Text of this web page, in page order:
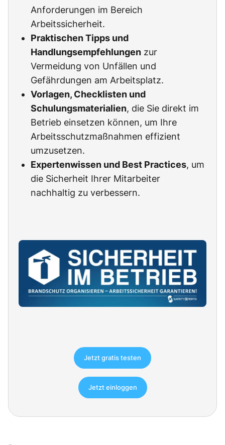
Anforderungen im Bereich
Arbeitssicherheit.
Praktischen Tipps und
Handlungsempfehlungen zur
Vermeidung von Unfällen und
Gefährdungen am Arbeitsplatz.
Vorlagen, Checklisten und
Schulungsmaterialien, die Sie direkt im
Betrieb einsetzen können, um Ihre
Arbeitsschutzmaßnahmen effizient
umzusetzen.
Expertenwissen und Best Practices, um
die Sicherheit Ihrer Mitarbeiter
nachhaltig zu verbessern.
Jetzt gratis testen
Jetzt einloggen